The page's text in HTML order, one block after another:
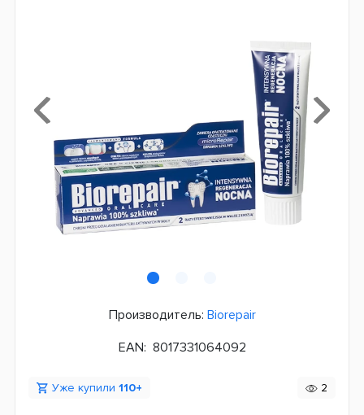
Производитель: Biorepair
EAN: 8017331064092
Уже купили 110+ 2